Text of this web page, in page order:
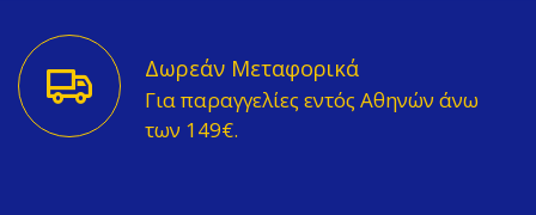
Δωρεάν Μεταφορικά
Για παραγγελίες εντός Αθηνών άνω
των 149€.